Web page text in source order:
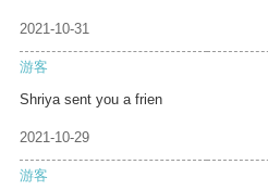
2021-10-31
游客
Shriya sent you a frien
2021-10-29
游客